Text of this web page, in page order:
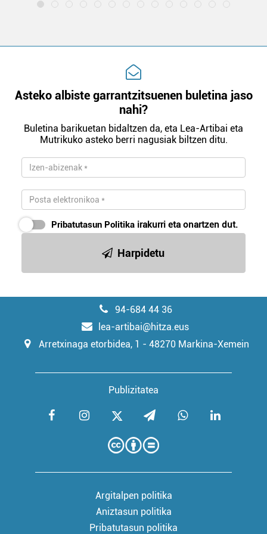
Asteko albiste garrantzitsuenen buletina jaso
nahi?
Buletina barikuetan bidaltzen da, eta Lea-Artibai eta
Mutrikuko asteko berri nagusiak biltzen ditu.
Pribatutasun Politika irakurri eta onartzen dut.
Harpidetu
94-684 44 36
lea-artibai@hitza.eus
Arretxinaga etorbidea, 1 - 48270 Markina-Xemein
Publizitatea
Argitalpen politika
Aniztasun politika
Pribatutasun politika